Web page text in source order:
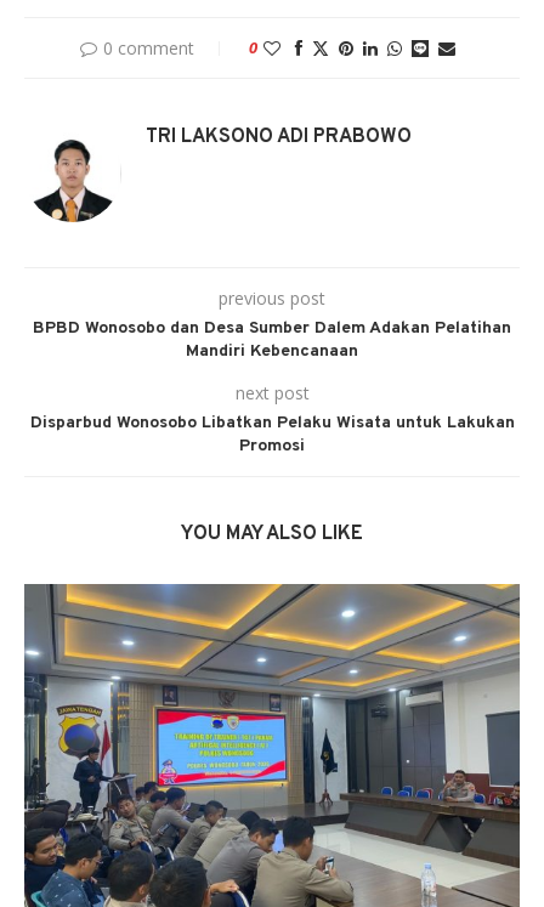
0 comment 0
TRI LAKSONO ADI PRABOWO
previous post
BPBD Wonosobo dan Desa Sumber Dalem Adakan Pelatihan
Mandiri Kebencanaan
next post
Disparbud Wonosobo Libatkan Pelaku Wisata untuk Lakukan
Promosi
YOU MAY ALSO LIKE